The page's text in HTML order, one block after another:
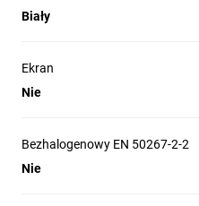
Biały
Ekran
Nie
Bezhalogenowy EN 50267-2-2
Nie